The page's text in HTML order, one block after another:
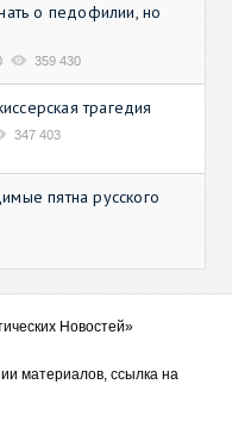
о педофилии, но
359 430
трагедия
347 403
пятна русского
Новостей»
материалов, ссылка на